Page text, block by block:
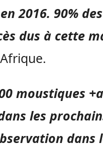
2016. 90%
dus à cette
moustiques
les
dans